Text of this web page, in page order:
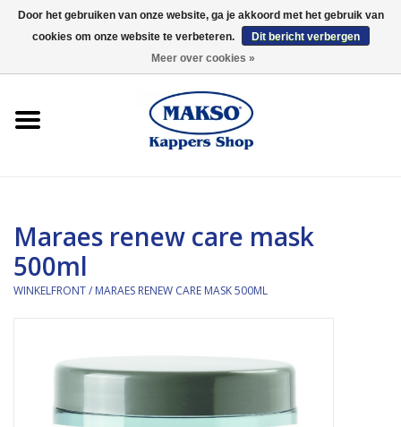
0 Artikelen - €0,00
Kaaral
360
Maraes renew care mask
500ml
WINKELFRONT/ MARAES RENEW CARE MASK 500ML
Door het gebruiken van onze website, ga je akkoord met het gebruik van
cookies om onze website te verbeteren.
Dit bericht verbergen
Meer over cookies »